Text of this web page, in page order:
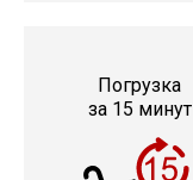
Погрузка
за 15 минут